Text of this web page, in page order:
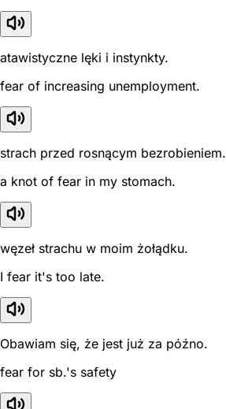
atawistyczne lęki i instynkty.
fear of increasing unemployment.
strach przed rosnącym bezrobieniem.
a knot of fear in my stomach.
węzeł strachu w moim żołądku.
I fear it's too late.
Obawiam się, że jest już za późno.
fear for sb.'s safety